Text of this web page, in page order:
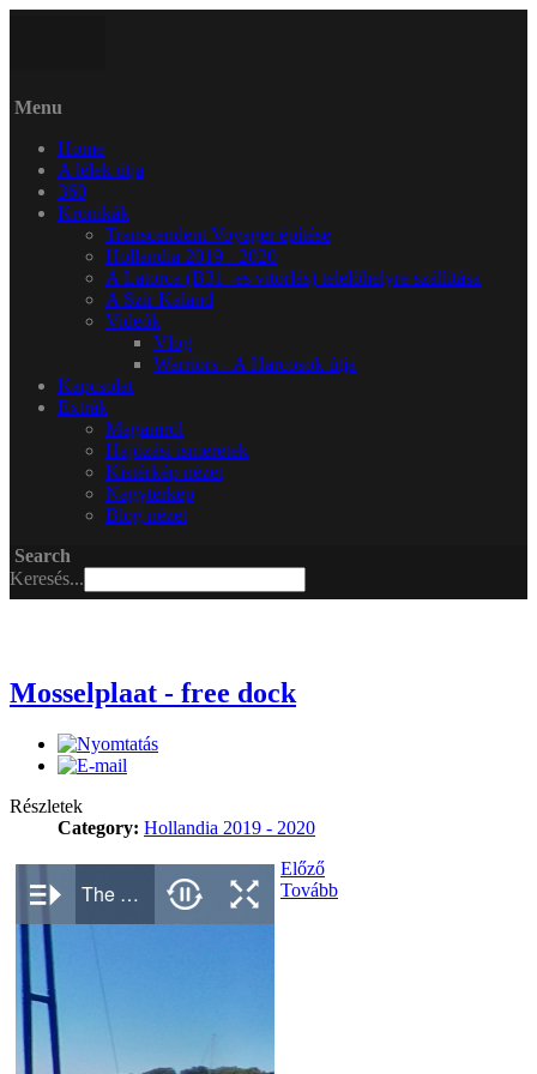
Menu
Home
A lélek útja
360
Krónikák
Transcendent Voyager építése
Hollandia 2019 - 2020
A Latorca (B31 -es vitorlás) telelőhelyre szállítása
A Szír Kaland
Videók
Vlog
Warriors - A Harcosok útja
Kapcsolat
Extrák
Magamról
Hajózási ismeretek
Kistérkép nézet
Nagytérkép
Blog nézet
Search
Keresés...
Mosselplaat - free dock
Részletek
Category: Hollandia 2019 - 2020
Előző
Tovább